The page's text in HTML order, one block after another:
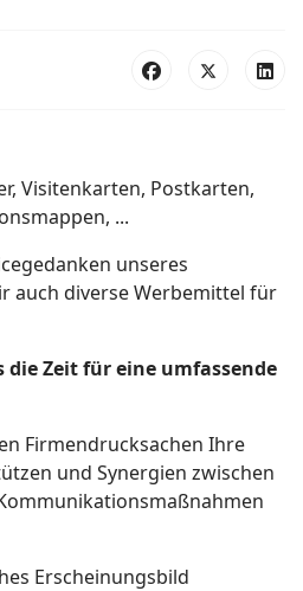
Visitenkarten, Postkarten,
...
unseres
auch diverse Werbemittel für
Zeit für eine umfassende
Firmendrucksachen Ihre
und Synergien zwischen
Erscheinungsbild